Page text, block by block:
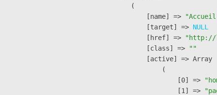
        (
            [name] =>
            [target] =>
NULL
            [href] =>
"http://
            [class] =>
""
            [active] => Array
                (
                    [0] =>
                    [1] =>